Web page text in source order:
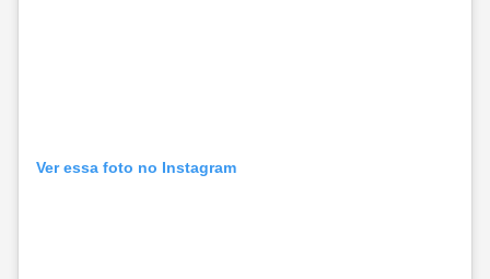
Ver essa foto no Instagram